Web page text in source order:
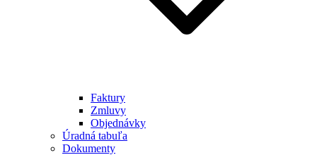
Faktury
Zmluvy
Objednávky
Úradná tabuľa
Dokumenty